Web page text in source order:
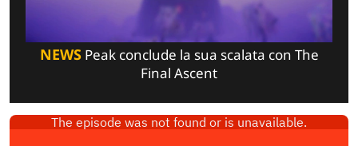
NEWSPeak conclude la sua scalata con The
Final Ascent